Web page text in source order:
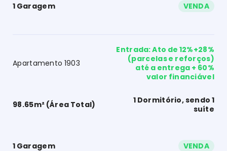
1 Garagem VENDA
Apartamento 1903
98.65m² (Área Total)
1 Dormitório, sendo 1
suíte
1 Garagem
Entrada: Ato de 12%+28%
(parcelas e reforços)
até a entrega + 60%
valor financiável
VENDA